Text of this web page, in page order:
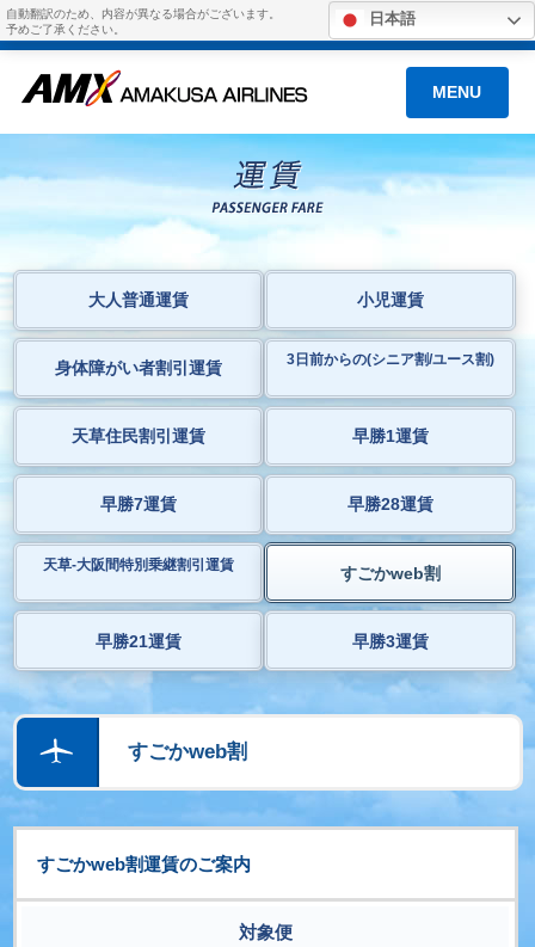
自動翻訳のため、内容が異なる場合がございます。
予めご了承ください。
日本語
MENU
大人普通運賃 小児運賃
身体障がい者割引運賃 3日前からの(シニア割/ユース割)
天草住民割引運賃 早勝1運賃
早勝7運賃 早勝28運賃
天草-大阪間特別乗継割引運賃 すごかweb割
早勝21運賃 早勝3運賃
すごかweb割
すごかweb割運賃のご案内
対象便